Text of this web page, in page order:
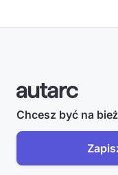
Chcesz być na